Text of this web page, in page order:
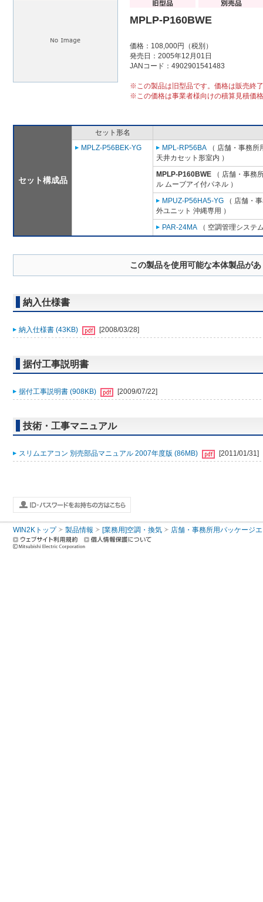
MPLP-P160BWE
価格：108,000円（税別）
発売日：2005年12月01日
JANコード：4902901541483
※この製品は旧型品です。価格は販売終
※この価格は事業者様向けの積算見積価
セット構成品
セット形名
MPLZ-P56BEK-YG
MPL-RP56BA （ 店舗・事務
天井カセット形室内 ）
MPLP-P160BWE （ 店舗・事務
ル ムーブアイ付パネル ）
MPUZ-P56HA5-YG （ 店舗・
外ユニット 沖縄専用 ）
PAR-24MA （ 空調管理システ
この製品を使用可能な本体製品が
納入仕様書
納入仕様書 (43KB) [2008/03/28]
据付工事説明書
据付工事説明書 (908KB) [2009/07/22]
技術・工事マニュアル
スリムエアコン 別売部品マニュアル 2007年度版 (86MB) [2011/01/31]
WIN2Kトップ 製品情報 [業務用]空調・換気 店舗・事務所用パッケージ